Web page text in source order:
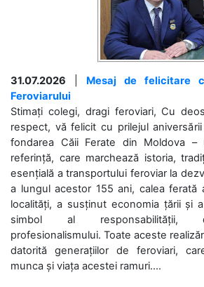
31.07.2026
Mesaj de felicitare
Feroviarului
Stimați colegi, dragi feroviari, Cu
respect, vă felicit cu prilejul
fondarea Căii Ferate din Moldova
referință, care marchează istoria,
esențială a transportului feroviar la
a lungul acestor 155 ani, calea ferată
localități, a susținut economia țării și
simbol al responsabilității,
profesionalismului. Toate aceste
datorită generațiilor de feroviari,
munca și viața acestei ramuri....